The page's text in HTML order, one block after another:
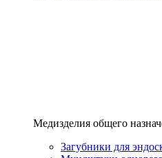
Медизделия общего
Загубники для